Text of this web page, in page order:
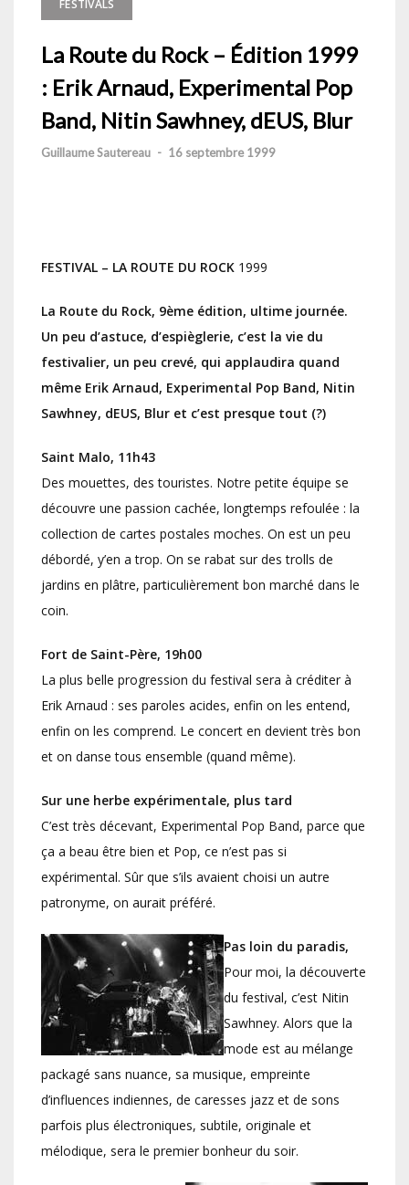
FESTIVALS
La Route du Rock – Édition 1999
: Erik Arnaud, Experimental Pop
Band, Nitin Sawhney, dEUS, Blur
Guillaume Sautereau - 16 septembre 1999
FESTIVAL – LA ROUTE DU ROCK 1999
La Route du Rock, 9ème édition, ultime journée.
Un peu d’astuce, d’espièglerie, c’est la vie du
festivalier, un peu crevé, qui applaudira quand
même Erik Arnaud, Experimental Pop Band, Nitin
Sawhney, dEUS, Blur et c’est presque tout (?)
Saint Malo, 11h43
Des mouettes, des touristes. Notre petite équipe se
découvre une passion cachée, longtemps refoulée : la
collection de cartes postales moches. On est un peu
débordé, y’en a trop. On se rabat sur des trolls de
jardins en plâtre, particulièrement bon marché dans le
coin.
Fort de Saint-Père, 19h00
La plus belle progression du festival sera à créditer à
Erik Arnaud : ses paroles acides, enfin on les entend,
enfin on les comprend. Le concert en devient très bon
et on danse tous ensemble (quand même).
Sur une herbe expérimentale, plus tard
C’est très décevant, Experimental Pop Band, parce que
ça a beau être bien et Pop, ce n’est pas si
expérimental. Sûr que s’ils avaient choisi un autre
patronyme, on aurait préféré.
Pas loin du paradis,
Pour moi, la découverte
du festival, c’est Nitin
Sawhney. Alors que la
mode est au mélange
packagé sans nuance, sa musique, empreinte
d’influences indiennes, de caresses jazz et de sons
parfois plus électroniques, subtile, originale et
mélodique, sera le premier bonheur du soir.